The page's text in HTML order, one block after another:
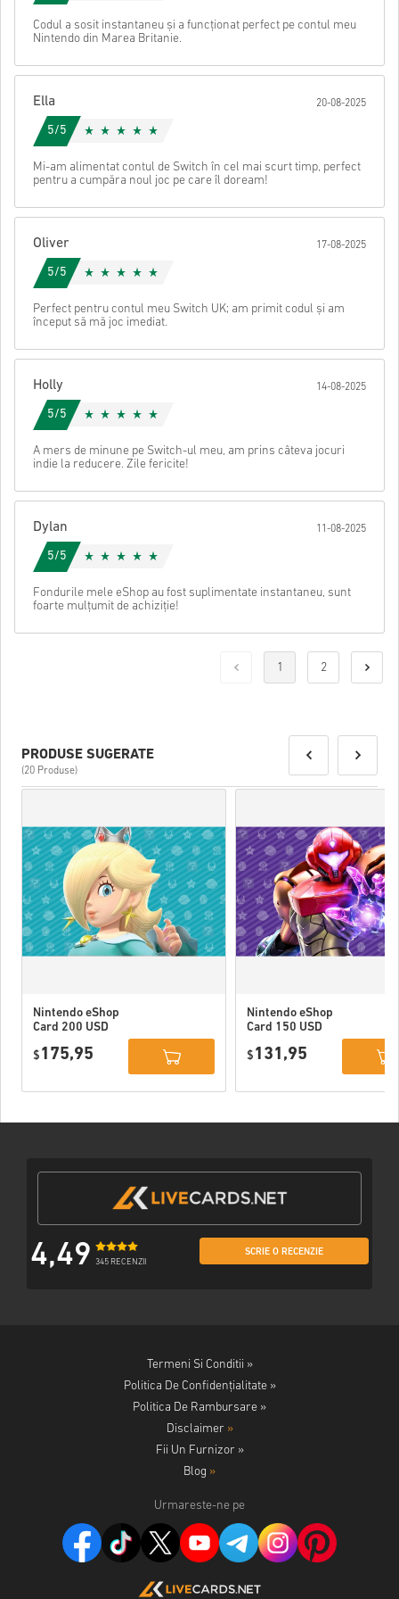
Urmărește ghidul rapid de mai sus sau urmează pașii de mai jos 👇
• Introdu adresa ta de e-mail
• Selectează metoda de plată preferată
accesa codul tău.
Dacă întâmpinați vreo problemă cu o achiziție, vă rugăm să
ne anunțați folosindformularul nostru de contact.
Aceste coduri descărcabile sunt produse de dezvoltatorul
Aceste coduri nu au o dată de expirare.
jocul original pentru a putea juca această expansiune.
Este posibil să primiți mai mult de un cod pentru unele
produse.
Anulare Trimite
Codul a sosit instantaneu și a funcționat perfect pe contul meu
Nintendo din Marea Britanie.
Ella 20-08-2025
5/5
Mi-am alimentat contul de Switch în cel mai scurt timp, perfect
pentru a cumpăra noul joc pe care îl doream!
Oliver 17-08-2025
5/5
Perfect pentru contul meu Switch UK; am primit codul și am
început să mă joc imediat.
Holly 14-08-2025
5/5
A mers de minune pe Switch-ul meu, am prins câteva jocuri
indie la reducere. Zile fericite!
Dylan 11-08-2025
5/5
Fondurile mele eShop au fost suplimentate instantaneu, sunt
foarte mulțumit de achiziție!
1 2
PRODUSE SUGERATE
(20 Produse)
Nintendo eShop
Card 200 USD
$ 175,95
Nintendo eShop
Card 150 USD
$ 131,95
4,49 345 RECENZII
SCRIE O RECENZIE
Termeni Si Conditii »
Politica De Confidențialitate »
Politica De Rambursare »
Disclaimer »
Fii Un Furnizor »
Blog »
Urmareste-ne pe